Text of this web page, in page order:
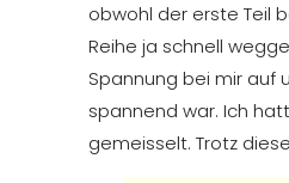
obwohl der erste Teil
Reihe ja schnell
Spannung bei mir auf
spannend war. Ich
gemeisselt. Trotz